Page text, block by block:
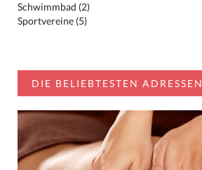
Schwimmbad (2)
Sportvereine (5)
DIE BELIEBTESTEN ADRESSEN